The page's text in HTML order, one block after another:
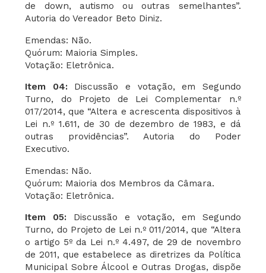
de down, autismo ou outras semelhantes”.
Autoria do Vereador Beto Diniz.
Emendas: Não.
Quórum: Maioria Simples.
Votação: Eletrônica.
Item 04: Discussão e votação, em Segundo
Turno, do Projeto de Lei Complementar n.º
017/2014, que “Altera e acrescenta dispositivos à
Lei n.º 1.611, de 30 de dezembro de 1983, e dá
outras providências”. Autoria do Poder
Executivo.
Emendas: Não.
Quórum: Maioria dos Membros da Câmara.
Votação: Eletrônica.
Item 05: Discussão e votação, em Segundo
Turno, do Projeto de Lei n.º 011/2014, que “Altera
o artigo 5º da Lei n.º 4.497, de 29 de novembro
de 2011, que estabelece as diretrizes da Política
Municipal Sobre Álcool e Outras Drogas, dispõe